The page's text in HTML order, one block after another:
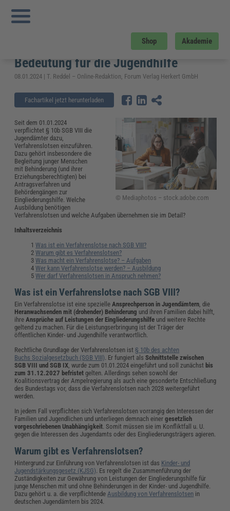
Shop Akademie
Sie sind hier:
(SGB VIII): Aufgaben, Ausbildung und Bedeutung für die Jugendhilfe
Verfahrenslotse (SGB VIII):
Aufgaben, Ausbildung und
Bedeutung für die Jugendhilfe
08.01.2024 | T. Reddel – Online-Redaktion, Forum Verlag Herkert GmbH
Fachartikel jetzt herunterladen
© Mediaphotos – stock.adobe.com
Seit dem 01.01.2024
verpflichtet § 10b SGB VIII die
Jugendämter dazu,
Verfahrenslotsen einzuführen.
Dazu gehört insbesondere die
Begleitung junger Menschen
mit Behinderung (und ihrer
Erziehungsberechtigten) bei
Antragsverfahren und
Behördengängen zur
Eingliederungshilfe. Welche
Ausbildung benötigen
Verfahrenslotsen und welche Aufgaben übernehmen sie im Detail?
Inhaltsverzeichnis
Was ist ein Verfahrenslotse nach SGB VIII?
Warum gibt es Verfahrenslotsen?
Was macht ein Verfahrenslotse? – Aufgaben
Wer kann Verfahrenslotse werden? – Ausbildung
Wer darf Verfahrenslotsen in Anspruch nehmen?
Was ist ein Verfahrenslotse nach SGB VIII?
Ein Verfahrenslotse ist eine spezielleAnsprechperson in Jugendämtern, die
Heranwachsenden mit (drohender) Behinderung und ihren Familien dabei hilft,
ihreAnsprüche auf Leistungen der Eingliederungshilfe und weitere Rechte
geltend zu machen. Für die Leistungserbringung ist der Träger der
öffentlichen Kinder- und Jugendhilfe verantwortlich.
Rechtliche Grundlage der Verfahrenslotsen ist § 10b des achten
Buchs Sozialgesetzbuch (SGB VIII). Er fungiert alsSchnittstelle zwischen
SGB VIII und SGB IX, wurde zum 01.01.2024 eingeführt und soll zunächst bis
zum 31.12.2027 befristet gelten. Allerdings sehen sowohl der
Koalitionsvertrag der Ampelregierung als auch eine gesonderte Entschließung
des Bundestags vor, dass die Verfahrenslotsen nach 2028 weitergeführt
werden.
In jedem Fall verpflichten sich Verfahrenslotsen vorrangig den Interessen der
Familien und Jugendlichen und unterliegen demnach einergesetzlich
vorgeschriebenen Unabhängigkeit. Somit müssen sie im Konfliktfall u. U.
gegen die Interessen des Jugendamts oder des Eingliederungsträgers agieren.
Warum gibt es Verfahrenslotsen?
Hintergrund zur Einführung von Verfahrenslotsen ist das Kinder- und
Jugendstärkungsgesetz (KJSG). Es regelt die Zusammenführung der
Zuständigkeiten zur Gewährung von Leistungen der Eingliederungshilfe für
junge Menschen mit und ohne Behinderungen in der Kinder- und Jugendhilfe.
Dazu gehört u. a. die verpflichtendeAusbildung von Verfahrenslotsen in
deutschen Jugendämtern bis 2024.